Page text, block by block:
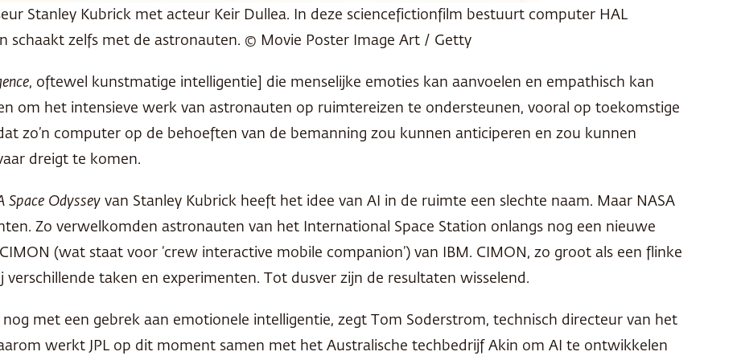
Stanley Kubrick met acteur Keir Dullea. In deze sciencefictionfilm bestuurt computer HAL
schaakt zelfs met de astronauten. © Movie Poster Image Art / Getty
, oftewel kunstmatige intelligentie] die menselijke emoties kan aanvoelen en empathisch kan
om het intensieve werk van astronauten op ruimtereizen te ondersteunen, vooral op toekomstige
zo’n computer op de behoeften van de bemanning zou kunnen anticiperen en zou kunnen
dreigt te komen.
Space Odyssey van Stanley Kubrick heeft het idee van AI in de ruimte een slechte naam. Maar NASA
Zo verwelkomden astronauten van het International Space Station onlangs nog een nieuwe
CIMON (wat staat voor ‘crew interactive mobile companion’) van IBM . CIMON , zo groot als een flinke
taken en experimenten. Tot dusver zijn de resultaten wisselend.
met een gebrek aan emotionele intelligentie, zegt Tom Soderstrom, technisch directeur van het
werkt JPL op dit moment samen met het Australische techbedrijf Akin om AI te ontwikkelen